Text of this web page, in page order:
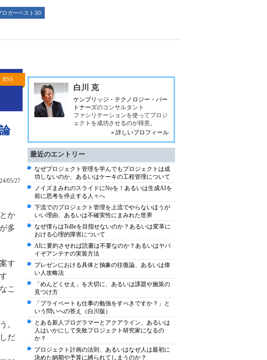
ロガーベスト30
RSS
05/27
か
多
す
こ
。
だ
白川 克
ケンブリッジ・テクノロジー・パー
トナーズのコンサルタント
ファシリテーションを使ってプロジ
ェクトを成功させるのが得意。
» 詳しいプロフィール
最近のエントリー
なぜプロジェクト管理を学んでもプロジェクトは成
功しないのか、あるいはケーキの工程管理について
ノイズまみれのスライドにNoを！あるいは生成AIを
前に思考を停止する人々へ
下流でのプロジェクト管理を上流でやらないほうが
いい理由、あるいは不確実性にまみれた世界
なぜ僕らはToBeを目指せないのか？あるいは変革に
おける心理的障害について
AIに要約させれば読書は不要なのか？あるいはヤバ
イぞアンテナの実装方法
プレゼンにおける具体と抽象の往復論、あるいは偉
い人攻略法
「めんどくせえ」を大切に、あるいは課題や施策の
見つけ方
「プライベートも仕事の勉強をすべきですか？」と
いう問いへの答え（白川版）
とある新人プログラマーとアクアライン、あるいは
人はいかにして失敗プロジェクト研究家になるの
か？
プロジェクト計画の法則、あるいはなぜ人は最初に
決めた納期や予算に縛られてしまうのか？